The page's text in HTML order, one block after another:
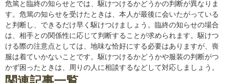
危篤と臨終の知らせとでは、駆けつけるかどうかの判断が異なりま
す。危篤の知らせを受けたときは、本人が最後に会いたがっている
と判断し、できるだけ早く駆けつけましょう。臨終の知らせの場合
は、相手との関係性に応じて判断することが求められます。駆けつ
ける際の注意点としては、地味な恰好にする必要はありますが、喪
服は着ていかないことです。駆けつけるかどうかや服装の判断がつ
かず困ったときは、周りの人に相談するなどして対応しましょう。